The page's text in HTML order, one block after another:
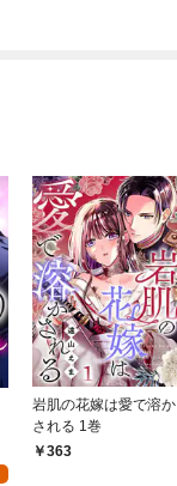
岩肌の花嫁は愛で溶か
される 1巻
363